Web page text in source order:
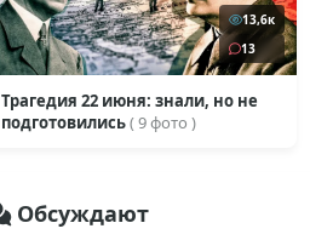
13,6к
13
Трагедия 22 июня: знали, но не
подготовились( 9 фото )
Обсуждают